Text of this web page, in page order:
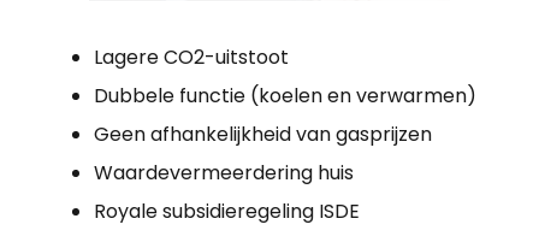
Lagere CO2-uitstoot
Dubbele functie (koelen en verwarmen)
Geen afhankelijkheid van gasprijzen
Waardevermeerdering huis
Royale subsidieregeling ISDE